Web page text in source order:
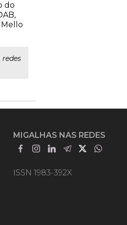
do
MIGALHAS NAS REDES
ISSN 1983-392X